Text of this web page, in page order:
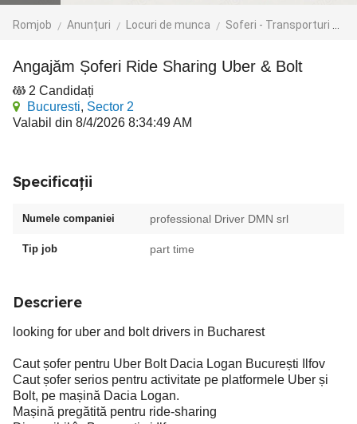
Romjob Anunțuri Locuri de munca Soferi - Transporturi
Angajăm Șoferi Ride Sharing Uber & Bolt
2 Candidați
Bucuresti, Sector 2
Valabil din 8/4/2026 8:34:49 AM
Specificații
Numele companiei professional Driver DMN srl
Tip job part time
Descriere
looking for uber and bolt drivers in Bucharest
Caut șofer pentru Uber Bolt Dacia Logan București Ilfov
Caut șofer serios pentru activitate pe platformele Uber și
Bolt, pe mașină Dacia Logan.
Mașină pregătită pentru ride-sharing